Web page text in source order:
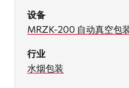
设备
MRZK-200 自动真空包
行业
水烟包装